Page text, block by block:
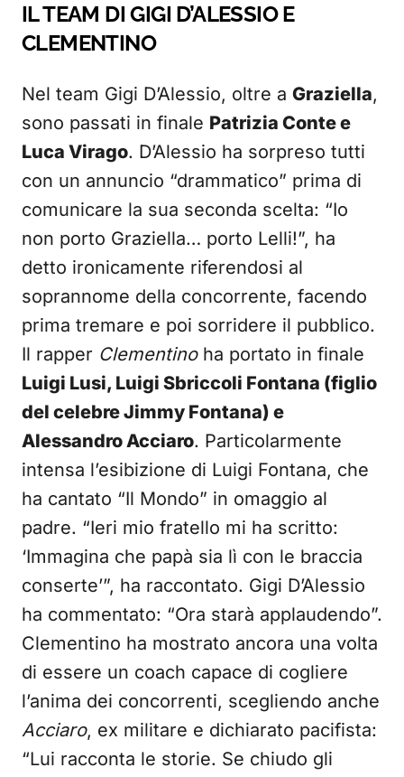
IL TEAM DI GIGI D’ALESSIO E
CLEMENTINO
Nel team Gigi D’Alessio, oltre a Graziella,
sono passati in finale Patrizia Conte e
Luca Virago. D’Alessio ha sorpreso tutti
con un annuncio “drammatico” prima di
comunicare la sua seconda scelta: “Io
non porto Graziella… porto Lelli!”, ha
detto ironicamente riferendosi al
soprannome della concorrente, facendo
prima tremare e poi sorridere il pubblico.
Il rapper Clementinoha portato in finale
Luigi Lusi, Luigi Sbriccoli Fontana (figlio
del celebre Jimmy Fontana) e
Alessandro Acciaro. Particolarmente
intensa l’esibizione di Luigi Fontana, che
ha cantato “Il Mondo” in omaggio al
padre. “Ieri mio fratello mi ha scritto:
‘Immagina che papà sia lì con le braccia
conserte’”, ha raccontato. Gigi D’Alessio
ha commentato: “Ora starà applaudendo”.
Clementino ha mostrato ancora una volta
di essere un coach capace di cogliere
l’anima dei concorrenti, scegliendo anche
Acciaro, ex militare e dichiarato pacifista:
“Lui racconta le storie. Se chiudo gli